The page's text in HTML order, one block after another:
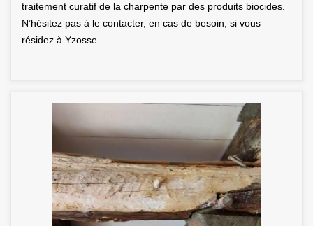
traitement curatif de la charpente par des produits biocides.
N’hésitez pas à le contacter, en cas de besoin, si vous
résidez à Yzosse.